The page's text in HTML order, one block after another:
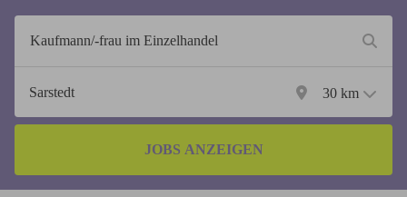
30 km
JOBS ANZEIGEN